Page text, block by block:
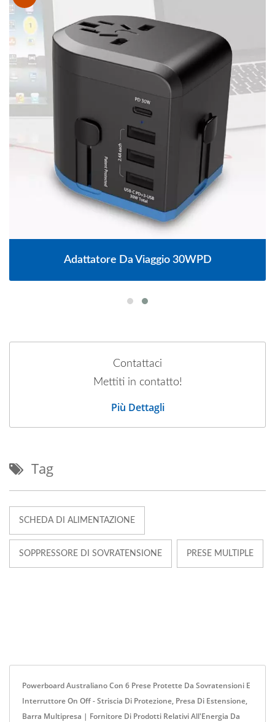
Adattatore Da Viaggio 30WPD
Contattaci
Mettiti in contatto!
Più Dettagli
Tag
SCHEDA DI ALIMENTAZIONE
SOPPRESSORE DI SOVRATENSIONE PRESE MULTIPLE
Powerboard Australiano Con 6 Prese Protette Da Sovratensioni E
Interruttore On Off - Striscia Di Protezione, Presa Di Estensione,
Barra Multipresa | Fornitore Di Prodotti Relativi All'Energia Da